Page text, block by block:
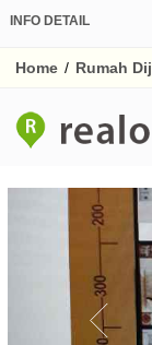
INFO DETAIL
Home / Rumah